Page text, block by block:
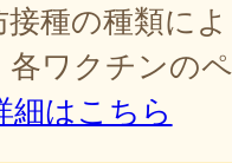
接種の種類に
各ワクチンの
細はこちら